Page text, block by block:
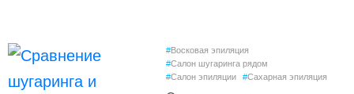
#Восковая эпиляция
#Салон шугаринга рядом
#Салон эпиляции #Сахарная эпиляция